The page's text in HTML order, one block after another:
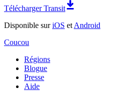
Télécharger Transit
Disponible suriOS et Android
Coucou
Régions
Blogue
Presse
Aide